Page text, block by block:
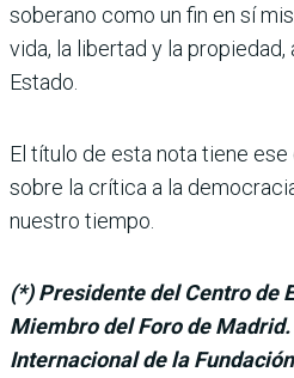
soberano como un fin en sí
vida, la liber­tad y la
Estado.
El título de esta nota tiene
sobre la crítica a la
nuestro tiempo.
(*) Presidente del Cen­tro de
Miembro del Foro de
Internacional de la